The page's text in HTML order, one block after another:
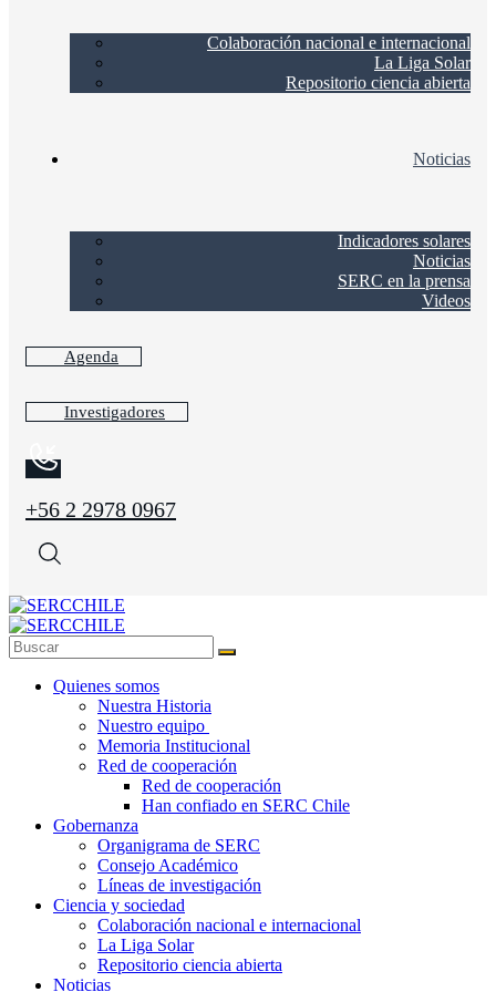
Colaboración nacional e internacional
La Liga Solar
Repositorio ciencia abierta
Noticias
Indicadores solares
Noticias
SERC en la prensa
Videos
Agenda
Investigadores
+56 2 2978 0967
Quienes somos
Nuestra Historia
Nuestro equipo
Memoria Institucional
Red de cooperación
Red de cooperación
Han confiado en SERC Chile
Gobernanza
Organigrama de SERC
Consejo Académico
Líneas de investigación
Ciencia y sociedad
Colaboración nacional e internacional
La Liga Solar
Repositorio ciencia abierta
Noticias